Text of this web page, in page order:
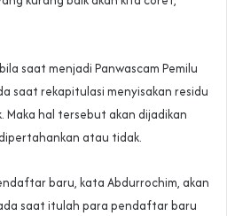
saat menjadi Panwascam Pemilu
saat rekapitulasi menyisakan residu
hal tersebut akan dijadikan
atau tidak.
baru, kata Abdurrochim, akan
saat itulah para pendaftar baru